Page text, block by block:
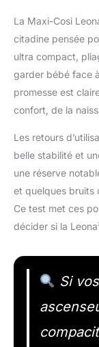
La Maxi-Cosi
citadine pensée
ultra compact,
garder bébé face
promesse est
confort, de la
Les retours
belle stabilité et
une réserve
et quelques bruits
Ce test met ces
décider si la
Si